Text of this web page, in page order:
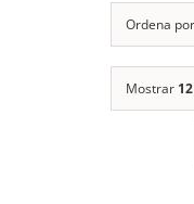
CONTACTO
Ordena por
Mostrar